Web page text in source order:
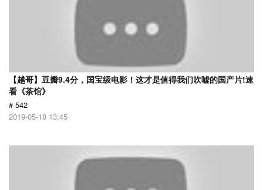
【越哥】豆瓣9.4分，国宝级电影！这才是值得我们吹嘘的国产片!速
看《茶馆》
# 542
2019-05-18 13:45